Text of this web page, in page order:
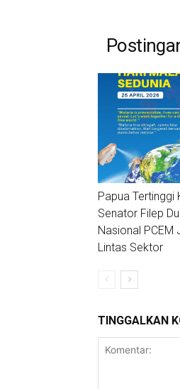
Papua Tertinggi
Senator Filep
Nasional PCEM
Lintas Sektor
TINGGALKAN